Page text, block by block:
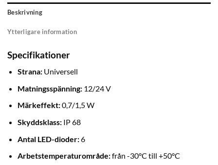
Beskrivning
Ytterligare information
Specifikationer
Strana:Universell
Matningsspänning:12/24 V
Märkeffekt:0,7/1,5 W
Skyddsklass:IP 68
Antal LED-dioder:6
Arbetstemperaturområde:från -30°C till +50°C